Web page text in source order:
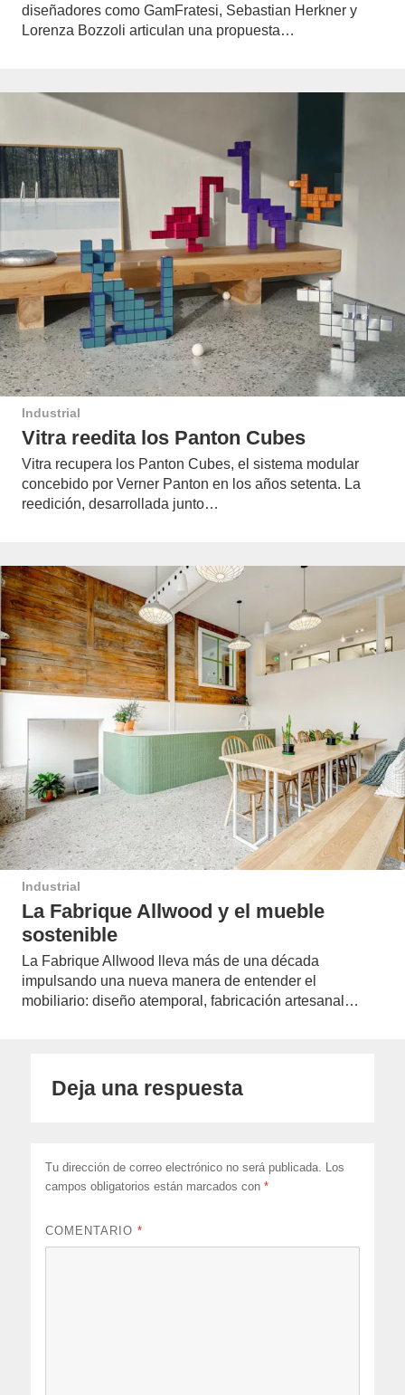
diseñadores como GamFratesi, Sebastian Herkner y
Lorenza Bozzoli articulan una propuesta…
Industrial
Vitra reedita los Panton Cubes
Vitra recupera los Panton Cubes, el sistema modular
concebido por Verner Panton en los años setenta. La
reedición, desarrollada junto…
Industrial
La Fabrique Allwood y el mueble
sostenible
La Fabrique Allwood lleva más de una década
impulsando una nueva manera de entender el
mobiliario: diseño atemporal, fabricación artesanal…
Deja una respuesta
Tu dirección de correo electrónico no será publicada. Los
campos obligatorios están marcados con*
COMENTARIO*